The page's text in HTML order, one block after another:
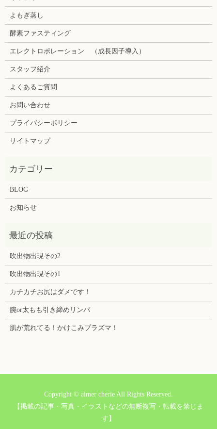
よもぎ蒸し
酵素ファスティング
エレクトロポレーション （成長因子導入）
スタッフ紹介
よくあるご質問
お問い合わせ
プライバシーポリシー
サイトマップ
BLOG
お知らせ
吹出物出現その2
吹出物出現その1
カチカチお尻はダメです！
腕or太もも引き締めリンパ
肌が荒れてる！かけこみプラズマ！
Copyright © aimer cherie All Rights Reserved.
【掲載の記事・写真・イラストなどの無断複写・転載を禁じま
す】